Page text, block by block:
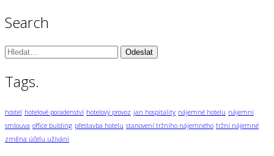
Search
Vyhledávání:
Tags.
hostel hotelové poradenství hotelový provoz jan hospitality nájemné hotelu nájemní
smlouva office bulding přestavba hotelu stanovení tržního nájemného tržní nájemné
změna účelu užívání